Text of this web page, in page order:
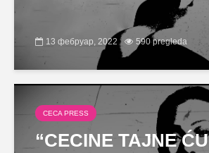
13 фебруар, 2022 590 pregleda
CECA PRESS
“CECINE TAJNE ĆU